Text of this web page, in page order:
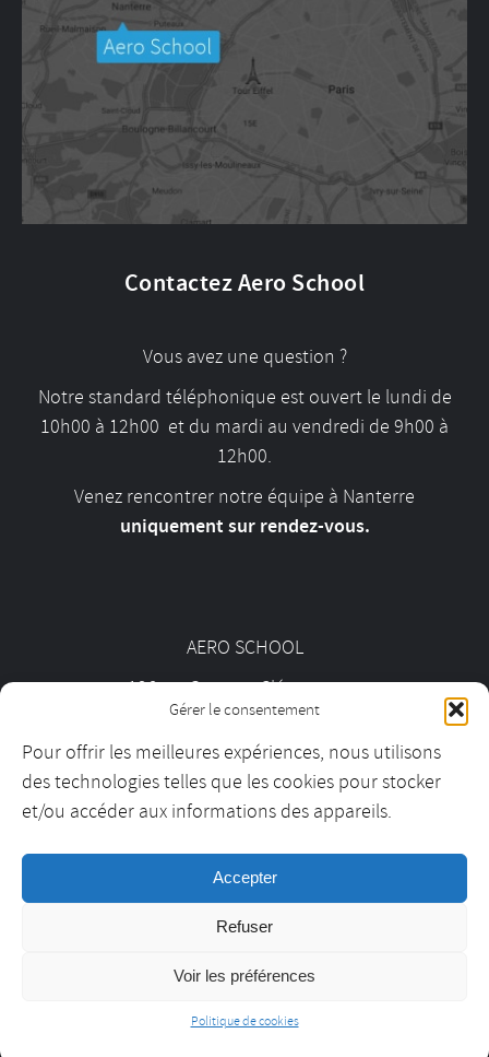
Gérer le consentement
Pour offrir les meilleures expériences, nous utilisons
des technologies telles que les cookies pour stocker
et/ou accéder aux informations des appareils.
Accepter
Refuser
Voir les préférences
Politique de cookies
Contactez Aero School
Vous avez une question ?
Notre standard téléphonique est ouvert le lundi de
10h00 à 12h00 et du mardi au vendredi de 9h00 à
12h00.
Venez rencontrer notre équipe à Nanterre
uniquement sur rendez-vous.
AERO SCHOOL
126 av. Georges Clémenceau
01 55 69 19 30
contact@aeroschool.fr
autourdelimage.com